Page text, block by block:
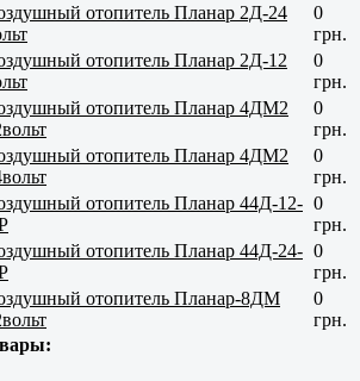
отопитель Планар 2Д-24
0
грн.
отопитель Планар 2Д-12
0
грн.
отопитель Планар 4ДМ2
0
грн.
отопитель Планар 4ДМ2
0
грн.
отопитель Планар 44Д-12- 0
грн.
отопитель Планар 44Д-24- 0
грн.
отопитель Планар-8ДМ
0
грн.